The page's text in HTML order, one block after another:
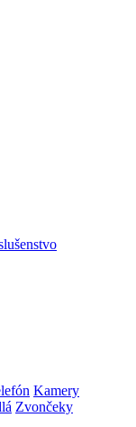
Kamery
Zvončeky